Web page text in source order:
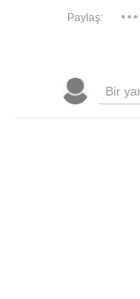
Paylaş: